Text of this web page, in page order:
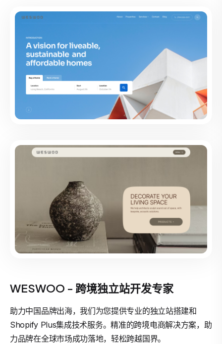
WESWOO - 跨境独立站开发专家
助力中国品牌出海，我们为您提供专业的独立站搭建和
Shopify Plus集成技术服务。精准的跨境电商解决方案，助
力品牌在全球市场成功落地，轻松跨越国界。